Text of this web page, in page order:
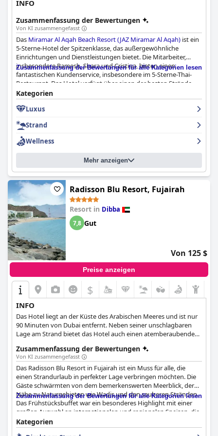
INFO
Zusammenfassung der Bewertungen
Von KI zusammengefasst
Das Miramar Al Aqah Beach Resort (JAZ Miramar Al Aqah) ist ein
5-Sterne-Hotel der Spitzenklasse, das außergewöhnliche
Einrichtungen und Dienstleistungen bietet. Die Mitarbeiter,
insbesondere Ramesh, Shara und Cristina, bieten einen
fantastischen Kundenservice, insbesondere im 5-Sterne-Thai-
Restaurant. Das Hotel verfügt über einen der besten Strände,
was es zu einem fantastischen Ort für einen Aufenthalt macht.
Trotz einiger negativer Kommentare ist es klar, dass dieses Hotel
sein Geld wert ist und wirklich ein 5-Sterne-Hotel in seiner Liga
dass die Handtuchkarten ein Upgrade vertragen könnten. Alles
in allem ist das
Aqah)die perfekte Wahl, wenn Sie einen luxuriösen und
angenehmen Aufenthalt in einem 5-Sterne-Hotel suchen.
Zusammenfassung der Bewertungen für alle Kategorien lesen
Kategorien
Luxus
Strand
Wellness
Mehr anzeigen
Radisson Blu Resort, Fujairah
Resort in Dibba
7,8 Gut
Von 125 $
Preise anzeigen
$
INFO
Das Hotel liegt an der Küste des Arabischen Meeres und ist nur
90 Minuten von Dubai entfernt. Neben seiner unschlagbaren
Lage am Strand bietet das Hotel auch einen atemberaubenden
Zusammenfassung der Bewertungen
Von KI zusammengefasst
Das Radisson Blu Resort in Fujairah ist ein Muss für alle, die
einen Strandurlaub in perfekter Lage verbringen möchten. Die
Gäste schwärmten von dem bemerkenswerten Meerblick, der
Nähe zu Naturgebieten wie Wadis und den sauberen Stränden.
Das Frühstücksbuffet war ein besonderes Highlight mit einer
großen Auswahl an internationalen und regionalen Speisen, die
den meisten Gästen schmeckten. Die Gästezimmer waren
komfortabel und geräumig und verfügten über private Balkone
Zusammenfassung der Bewertungen für alle Kategorien lesen
Kategorien